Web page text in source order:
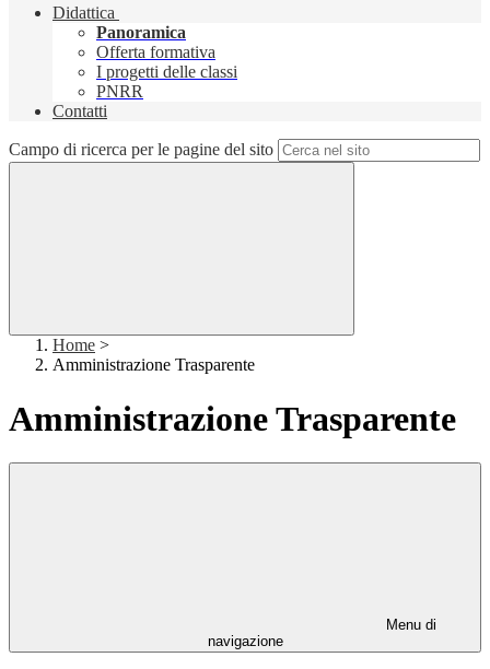
Didattica
Panoramica
Offerta formativa
I progetti delle classi
PNRR
Contatti
Campo di ricerca per le pagine del sito
Home >
Amministrazione Trasparente
Amministrazione Trasparente
Menu di
navigazione